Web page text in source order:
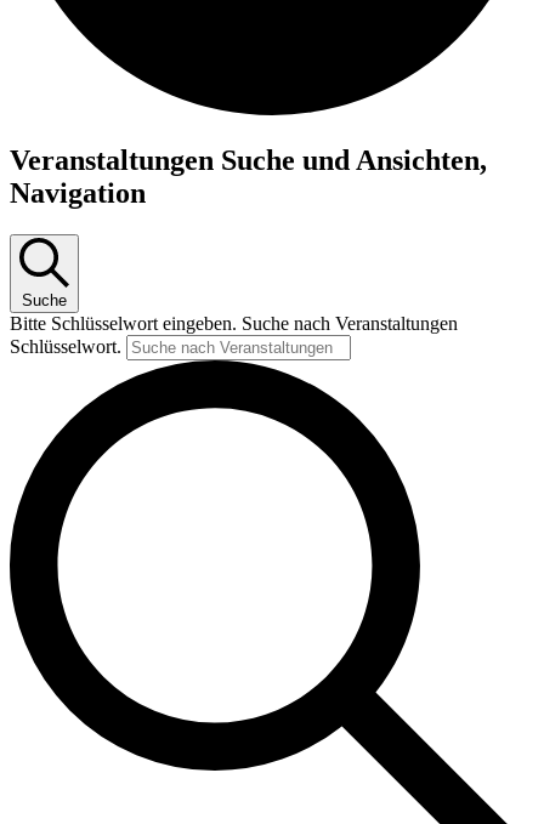
Veranstaltungen Suche und Ansichten,
Navigation
Suche
Bitte Schlüsselwort eingeben. Suche nach Veranstaltungen
Schlüsselwort.